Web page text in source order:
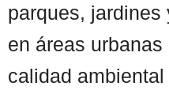
parques,
en áreas
calidad